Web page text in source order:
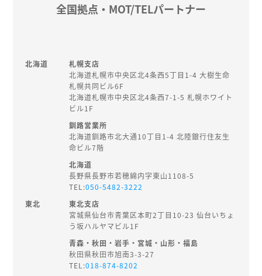
全国拠点・MOT/TELパートナー
北海道
札幌支店
北海道札幌市中央区北4条西5丁目1-4 大樹生命
札幌共同ビル6F
北海道札幌市中央区北4条西7-1-5 札幌ホワイト
ビル1F
釧路営業所
北海道釧路市北大通10丁目1-4 北陸銀行住友生
命ビル7階
北海道
長野県長野市若穂綿内字東山1108-5
TEL:050-5482-3222
東北
東北支店
宮城県仙台市青葉区本町2丁目10-23 仙台いちょ
う坂ハルヤマビル1F
青森・秋田・岩手・宮城・山形・福島
秋田県秋田市旭南3-3-27
TEL:018-874-8202